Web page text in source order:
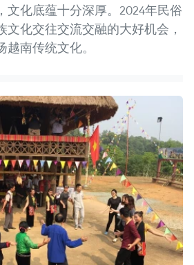
文化底蕴十分深厚。2024年民俗
文化交往交流交融的大好机会，
南传统文化。